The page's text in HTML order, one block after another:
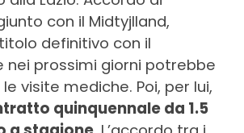
con il Midtyjlland,
definitivo con il
nei prossimi giorni potrebbe
visite mediche. Poi, per lui,
quinquennale da 1.5